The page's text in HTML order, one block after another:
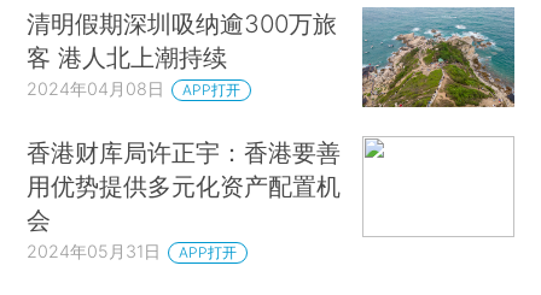
清明假期深圳吸纳逾300万旅
客 港人北上潮持续
2024年04月08日 APP打开
香港财库局许正宇：香港要善
用优势提供多元化资产配置机
会
2024年05月31日 APP打开